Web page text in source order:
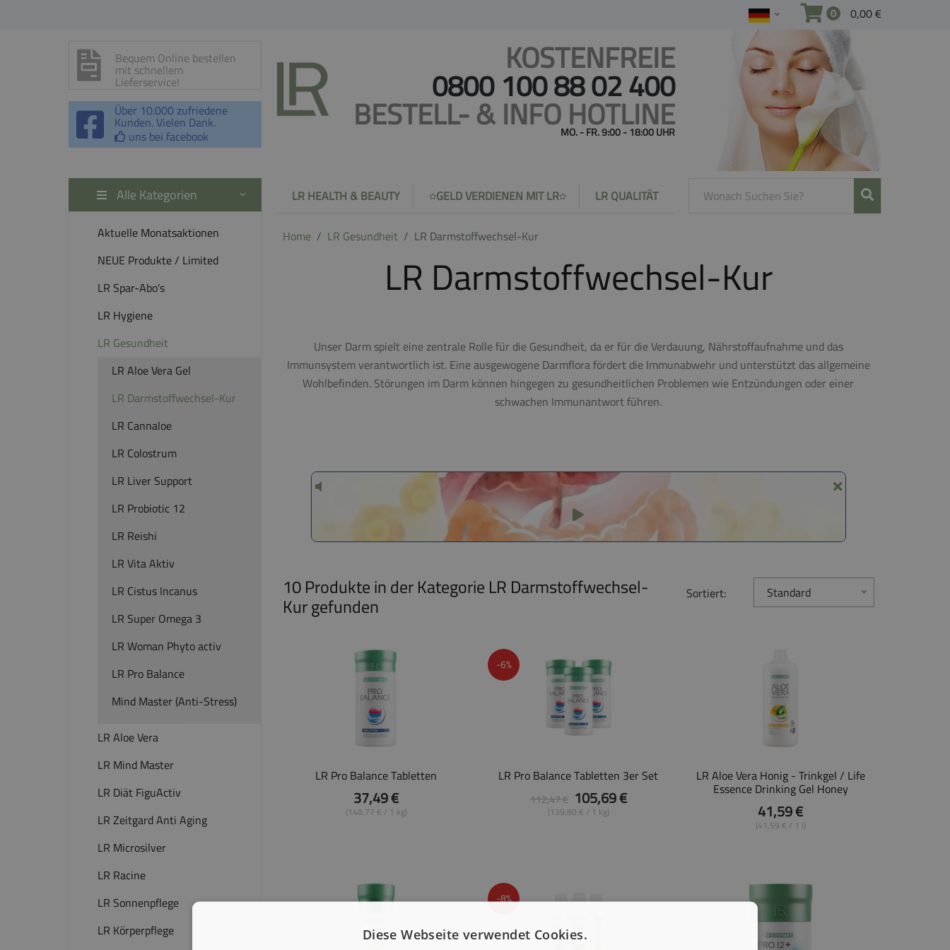
0 0,00 €
Bequem Online bestellen
mit schnellem
Lieferservice!
Über 10.000 zufriedene
Kunden. Vielen Dank.
uns bei facebook
KOSTENFREIE
0800 100 88 02 400
BESTELL- & INFO HOTLINE
MO. - FR. 9:00 - 18:00 UHR
Alle Kategorien
Aktuelle Monatsaktionen
NEUE Produkte / Limited
LR Spar-Abo's
LR Hygiene
LR Gesundheit
LR Aloe Vera Gel
LR Darmstoffwechsel-Kur
LR Cannaloe
LR Colostrum
LR Liver Support
LR Probiotic 12
LR Reishi
LR Vita Aktiv
LR Cistus Incanus
LR Super Omega 3
LR Woman Phyto activ
LR Pro Balance
Mind Master (Anti-Stress)
LR Aloe Vera
LR Mind Master
LR Diät FiguActiv
LR Zeitgard Anti Aging
LR Microsilver
LR Racine
LR Sonnenpflege
LR Körperpflege
LR HEALTH & BEAUTY GELD VERDIENEN MIT LR
LR QUALITÄT
Home
LR Gesundheit LR Darmstoffwechsel-Kur
LR Darmstoffwechsel-Kur
Unser Darm spielt eine zentrale Rolle für die Gesundheit, da er für die Verdauung, Nährstoffaufnahme und das
Immunsystem verantwortlich ist. Eine ausgewogene Darmflora fördert die Immunabwehr und unterstützt das allgemeine
Wohlbefinden. Störungen im Darm können hingegen zu gesundheitlichen Problemen wie Entzündungen oder einer
schwachen Immunantwort führen.
10 Produkte in der Kategorie LR Darmstoffwechsel-
Kur gefunden Sortiert: Standard
LR Pro Balance Tabletten
37,49 €
(148,77 € / 1 kg)
LR Pro Balance Tabletten 3er Set
-6%
112,47 € 105,69 €
(139,80 € / 1 kg)
LR Aloe Vera Honig - Trinkgel / Life
Essence Drinking Gel Honey
41,59 €
(41,59 € / 1 l)
-8%
Diese Webseite verwendet Cookies.